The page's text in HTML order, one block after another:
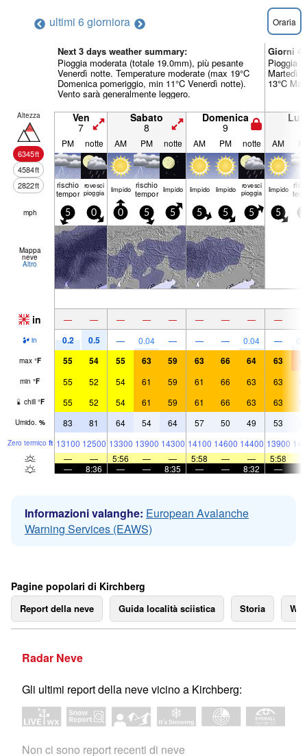
ultimi 6 giorniora Oraria
Next 3 days weather summary:
Pioggia moderata (totale 19.0mm), più pesante
Venerdì notte. Temperature moderate (max 19°C
Domenica pomeriggio, min 11°C Venerdì notte).
Vento sarà generalmente leggero.
Giorni
Pioggia
Martedì
13°C
Altezza
6345ft
4584ft
2822ft
Ven
7
Sabato
8
Domenica
9
PM notte AM PM notte AM PM notte AM
rischio
temporale
rovesci
pioggia limp­ido rischio
temporalelimp­ido limp­ido limp­ido rovesci
pioggia limp­ido
mph 5 0 0 5 5 5 5 5 5
Mappa
neve
Altro
in — — — — — — — — —
in 0.2 0.5 — 0.04 — — — 0.04 —
max °F 55 54 55 63 59 63 66 64 63
min °F 55 52 54 61 59 61 66 63 63
chill °F 55 52 54 61 59 61 66 63 63
Umido. % 83 81 64 54 64 57 50 49 53
Zero termico ft 13100 12500 13300 13900 14300 14100 14600 14400 13900
—
— 5:56 — — 5:58 — — 5:58
—
8:36 — — 8:35 — — 8:32 —
Informazioni valanghe: European Avalanche
Warning Services (EAWS)
Pagine popolari di Kirchberg
Report della neve Guida località sciistica Storia
Radar Neve
Gli ultimi report della neve vicino a Kirchberg:
Non ci sono report recenti di neve